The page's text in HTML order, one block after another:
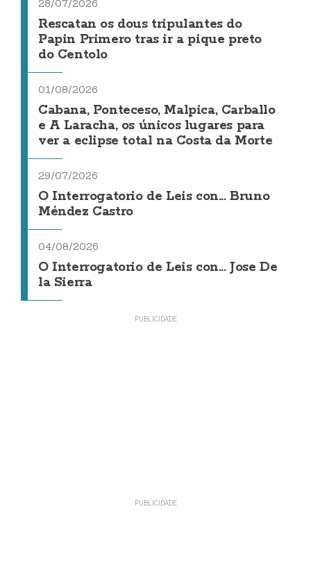
28/07/2026
Rescatan os dous tripulantes do
Papin Primero tras ir a pique preto
do Centolo
01/08/2026
Cabana, Ponteceso, Malpica, Carballo
e A Laracha, os únicos lugares para
ver a eclipse total na Costa da Morte
29/07/2026
O Interrogatorio de Leis con... Bruno
Méndez Castro
04/08/2026
O Interrogatorio de Leis con... Jose De
la Sierra